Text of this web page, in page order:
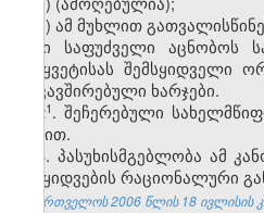
ვ) ამ მუხლით
მისი საფუძველი აცნობოს
შეწყვეტისას
დაკავშირებული ხარჯები.
2​1. შეჩერებული
აქტით.
3. პასუხისმგებლობა ამ
შესყიდვების რაციონალური
საქართველოს 2006 წლის 18 ივლისის